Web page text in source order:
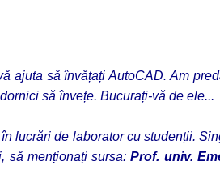
ajuta să învățați AutoCAD. Am
să învețe. Bucurați-vă de ele...
lucrări de laborator cu studenții.
să menționați sursa: Prof. univ.